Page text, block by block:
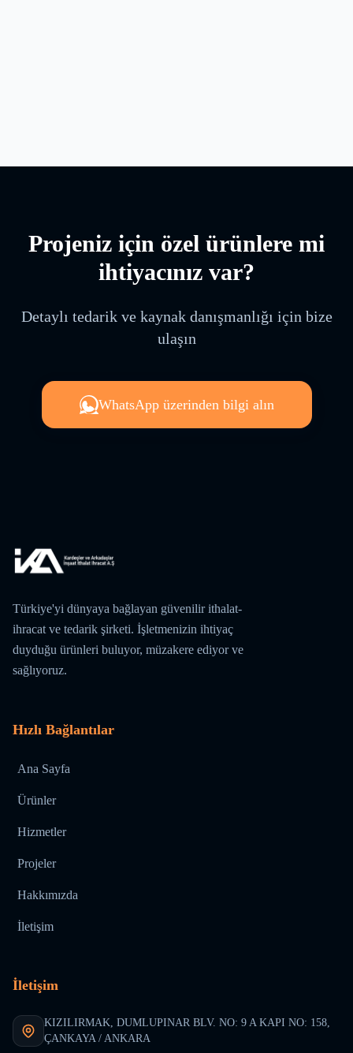
Projeniz için özel ürünlere mi
ihtiyacınız var?
Detaylı tedarik ve kaynak danışmanlığı için bize
ulaşın
WhatsApp üzerinden bilgi alın
Türkiye'yi dünyaya bağlayan güvenilir ithalat-
ihracat ve tedarik şirketi. İşletmenizin ihtiyaç
duyduğu ürünleri buluyor, müzakere ediyor ve
sağlıyoruz.
Hızlı Bağlantılar
Ana Sayfa
Ürünler
Hizmetler
Projeler
Hakkımızda
İletişim
İletişim
KIZILIRMAK, DUMLUPINAR BLV. NO: 9 A KAPI NO: 158,
ÇANKAYA / ANKARA